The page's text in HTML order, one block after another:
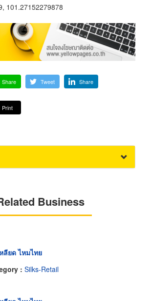
101.27152279878
Share Tweet Share
Print
Business
ลียด ไหมไทย
: Silks-Retail